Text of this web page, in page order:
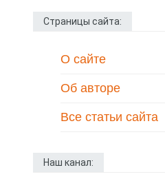
Страницы сайта:
О сайте
Об авторе
Все статьи сайта
Наш канал: